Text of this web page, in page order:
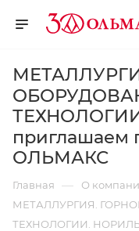
приглашаем
ОЛЬМАКС
Главная — О
МЕТАЛЛУРГИЯ.
ТЕХНОЛОГИИ.